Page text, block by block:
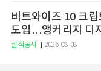
비트와이즈 10 크
도입…앵커리지 디
실적공시 2026-08-08